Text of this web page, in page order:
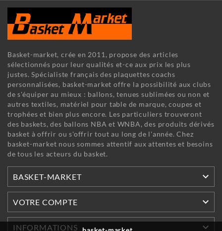
Basket-market, crée en 2011, propose des articles
sélectionnés pour leur qualités et-ce aux prix les plus
justes. Spécialiste français des plaquettes coachs
personnalisées, basket-market offre la possibilité aux clubs
de s'équiper au mieux : ballons, tenues sublimées ou non et
autres textiles, matériel pour table de marque, coupes et
trophées et bien plus encore. Les particuliers trouveront
des baskets, des ballons NBA et WNBA, des produits dérivés
basket à offrir ou s'offrir tout au long de l'année. Chez
basket-market nous sommes attentif aux attentes et besoins
de tous les acteurs du basket.
BASKET-MARKET 
VOTRE COMPTE 
INFORMATIONS 